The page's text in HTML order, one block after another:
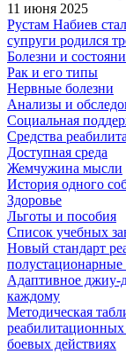
11 июня 2025
Рустам Набиев
супруги родился
Болезни и
Рак и его типы
Нервные болезни
Анализы и
Социальная
Средства
Доступная среда
Жемчужина мысли
История одного
Здоровье
Льготы и пособия
Список учебных
Новый стандарт
Адаптивное джиу-
каждому
Методическая
боевых действиях